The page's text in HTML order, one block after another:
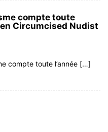
compte toute
Circumcised Nudist
compte toute l’année […]